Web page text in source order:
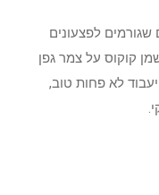
לפצעונים
קוקוס על צמר גפן
לא פחות טוב,